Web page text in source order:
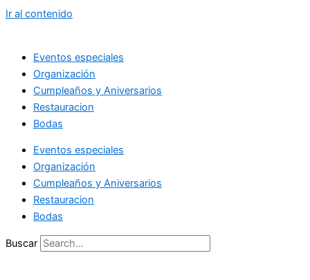
Ir al contenido
Eventos especiales
Organización
Cumpleaños y Aniversarios
Restauracion
Bodas
Eventos especiales
Organización
Cumpleaños y Aniversarios
Restauracion
Bodas
Buscar